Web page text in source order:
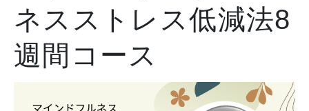
ネスストレス低減法8
週間コース